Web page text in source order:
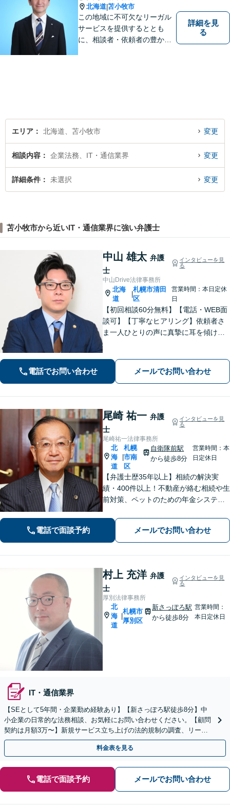
北海道|苫小牧市
この地域に不可欠なリーガル
サービスを提供するととも
に、相談者・依頼者の豊かな
詳細を見
る
エリア 北海道、苫小牧市 変更
相談内容 企業法務、IT・通信業界 変更
詳細条件 未選択 変更
苫小牧市から近いIT・通信業界に強い弁護士
中山 雄太 弁護
士
インタビューを見
る
中山Drive法律事務所
北海
道
|
札幌市清田
区
営業時間：本日定休
日
【初回相談60分無料】【電話・WEB面
談可】【丁寧なヒアリング】依頼者さ
ま一人ひとりの声に真摯に耳を傾け、
度弁護士にご相談ください。最善の解
決策を共に考えていきましょう。
電話でお問い合わせ メールでお問い合わせ
尾崎 祐一 弁護
士
インタビューを見
る
尾崎祐一法律事務所
北
海
道
札幌
市南
区
自衛隊前駅
から徒歩8分
営業時間：本
日定休日
【弁護士歴35年以上】相続の解決実
績・400件以上！不動産が絡む相続や生
前対策、ペットのための年金システム
金・刑事事件・不動産トラブルなど幅
広く対応。依頼者の背景に潜む原因を
しっかり把握することを心がけていま
す。
電話で面談予約 メールでお問い合わせ
村上 充洋 弁護
士
インタビューを見
る
厚別法律事務所
北
海
道
札幌市
厚別区
新さっぽろ駅
から徒歩8分
営業時間：
本日定休日
IT・通信業界
【SEとして5年間・企業勤め経験あり】【新さっぽろ駅徒歩8分】中
小企業の日常的な法務相談、お気軽にお問い合わせください。【顧問
契約は月額3万〜】新規サービス立ち上げの法的規制の調査、リーガ
ルチェックも対応。【初回相談無料】
料金表を見る
電話で面談予約 メールでお問い合わせ